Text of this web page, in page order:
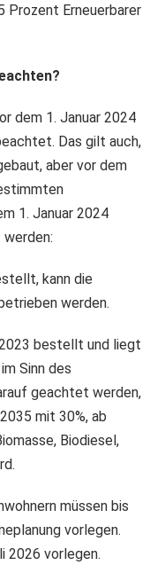
Prozent Erneuerbarer
dem 1. Januar 2024
Das gilt auch,
aber vor dem
1. Januar 2024
werden:
kann die
werden.
bestellt und liegt
Sinn des
geachtet werden,
mit 30%, ab
Biodiesel,
müssen bis
vorlegen.
2026 vorlegen.